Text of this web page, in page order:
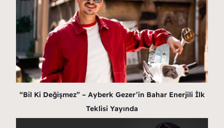
“Bil Ki Değişmez” – Ayberk Gezer’in Bahar Enerjili İlk
Teklisi Yayında